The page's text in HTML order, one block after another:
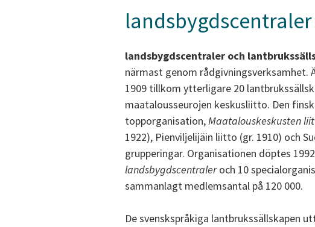
landsbygdscentraler och
närmast genom rådgivningsverksamhet.
1909 tillkom ytterligare 20
maatalousseurojen keskusliitto. Den
topporganisation,Maatalouskeskusten
1922), Pienviljelijäin liitto (gr. 1910) och
grupperingar. Organisationen döptes
landsbygdscentraleroch 10
sammanlagt medlemsantal på 120 000.
De svenskspråkiga lantbrukssällskapen